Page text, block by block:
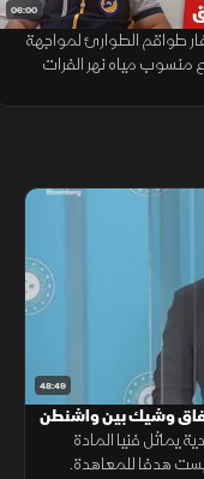
06:00
طواقم الطوارئ لمواجهة
منسوب مياه نهر الفرات
48:49
وشيك بين واشنطن
يماثل فنيا المادة
هدفا للمعاهدة.